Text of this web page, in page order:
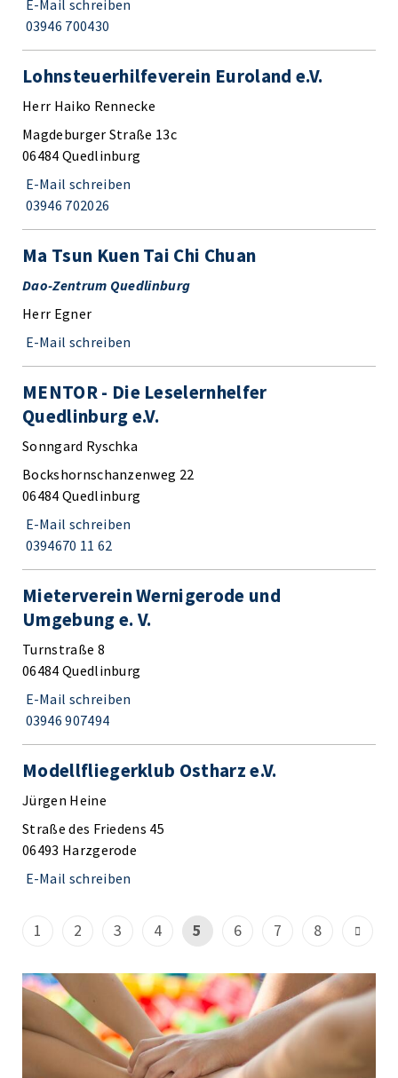
E-Mail schreiben
03946 700430
Lohnsteuerhilfeverein Euroland e.V.
Herr Haiko Rennecke
Magdeburger Straße 13c
06484 Quedlinburg
E-Mail schreiben
03946 702026
Ma Tsun Kuen Tai Chi Chuan
Dao-Zentrum Quedlinburg
Herr Egner
E-Mail schreiben
MENTOR - Die Leselernhelfer
Quedlinburg e.V.
Sonngard Ryschka
Bockshornschanzenweg 22
06484 Quedlinburg
E-Mail schreiben
0394670 11 62
Mieterverein Wernigerode und
Umgebung e. V.
Turnstraße 8
06484 Quedlinburg
E-Mail schreiben
03946 907494
Modellfliegerklub Ostharz e.V.
Jürgen Heine
Straße des Friedens 45
06493 Harzgerode
E-Mail schreiben
1 2 3 4 5 6 7 8